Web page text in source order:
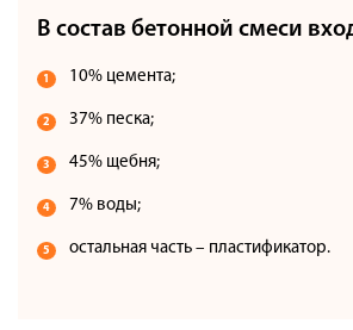
В состав бетонной смеси
10% цемента;
37% песка;
45% щебня;
7% воды;
остальная часть – пластификатор.